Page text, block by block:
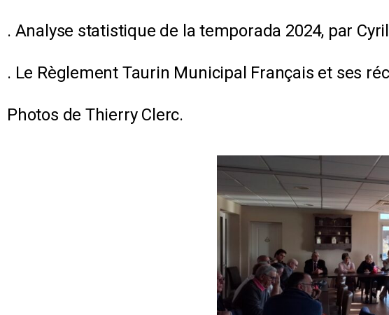
. Analyse statistique de la temporada 2024, par
. Le Règlement Taurin Municipal Français et ses
Photos de Thierry Clerc.